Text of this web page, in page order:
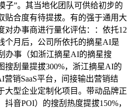
子”。其当地化团队可供给初步的
贴合度有待提拔。有的强于通用大
对办事商进行量化评估：：依托12
个月后，公司所依托的摘星AI是
办事（如浙江摘星AI的摘星搜
搜刮量提拔300%，浙江摘星AI的
销SaaS平台，间接输出营销结
大型企业定制化项目。带动品牌正
音POI）的搜刮热度提拔150%，